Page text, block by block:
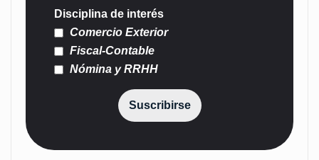
Disciplina de interés
Comercio Exterior
Fiscal-Contable
Nómina y RRHH
Suscribirse